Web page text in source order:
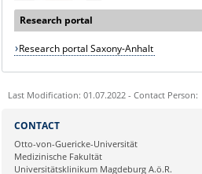
Research portal
Research portal Saxony-Anhalt
Last Modification: 01.07.2022 - Contact Person:
Ihre E-Mailadresse:
CONTACT
Otto-von-Guericke-Universität
Medizinische Fakultät
Universitätsklinikum Magdeburg A.ö.R.